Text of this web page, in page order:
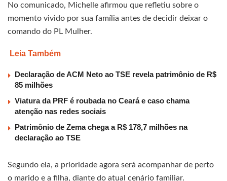
No comunicado, Michelle afirmou que refletiu sobre o
momento vivido por sua família antes de decidir deixar o
comando do PL Mulher.
Leia Também
Declaração de ACM Neto ao TSE revela patrimônio de R$
85 milhões
Viatura da PRF é roubada no Ceará e caso chama
atenção nas redes sociais
Patrimônio de Zema chega a R$ 178,7 milhões na
declaração ao TSE
Segundo ela, a prioridade agora será acompanhar de perto
o marido e a filha, diante do atual cenário familiar.